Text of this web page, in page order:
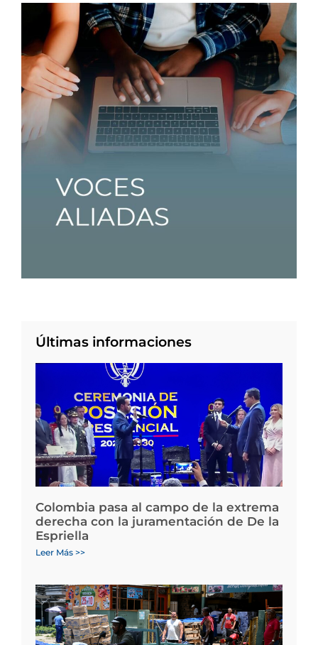
Últimas informaciones
Colombia pasa al campo de la extrema
derecha con la juramentación de De la
Espriella
Leer Más >>